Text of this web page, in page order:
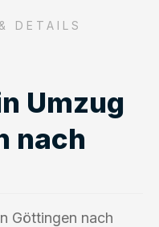
DETAILS
Umzug
nach
Göttingen nach